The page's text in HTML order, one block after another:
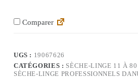
Comparer
UGS : 19067626
CATÉGORIES : SÈCHE-LINGE 11 À
SÈCHE-LINGE PROFESSIONNELS